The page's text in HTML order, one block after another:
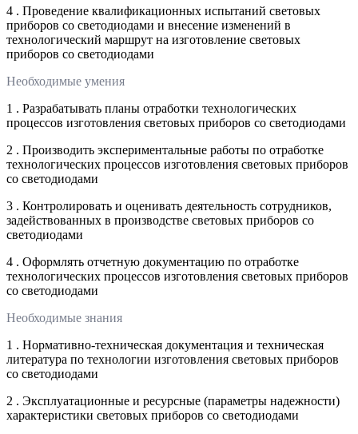
4 . Проведение квалификационных испытаний световых
приборов со светодиодами и внесение изменений в
технологический маршрут на изготовление световых
приборов со светодиодами
Необходимые умения
1 . Разрабатывать планы отработки технологических
процессов изготовления световых приборов со светодиодами
2 . Производить экспериментальные работы по отработке
технологических процессов изготовления световых приборов
со светодиодами
3 . Контролировать и оценивать деятельность сотрудников,
задействованных в производстве световых приборов со
светодиодами
4 . Оформлять отчетную документацию по отработке
технологических процессов изготовления световых приборов
со светодиодами
Необходимые знания
1 . Нормативно-техническая документация и техническая
литература по технологии изготовления световых приборов
со светодиодами
2 . Эксплуатационные и ресурсные (параметры надежности)
характеристики световых приборов со светодиодами